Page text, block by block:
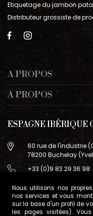
Nous utilisons nos
nos services et vous
sur la base d'un profil de
les pages visitées).
Etiquetage du jambon
Distributeur grossiste de
A PROPOS
A PROPOS
ESPAGNE IBÉRIQUE
60 rue de l'industrie
78200 Buchelay
+33 (0)9 83 29 36 98
78200 Buchelay
Contactez-nous